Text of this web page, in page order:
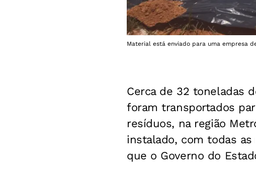
Material está enviado para uma empresa
Cerca de 32 toneladas
foram transportados
resíduos, na região
instalado, com todas
que o Governo do